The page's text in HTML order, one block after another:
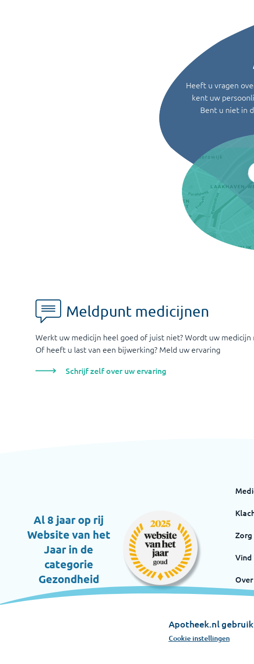
Heeft u vragen
kent uw
Bent u niet in
Meldpunt medicijnen
Werkt uw medicijn heel goed of juist niet? Wordt uw medicijn
Of heeft u last van een bijwerking? Meld uw ervaring
Schrijf zelf over uw ervaring
Al 8 jaar op rij
Website van het
Jaar in de
categorie
Gezondheid
Apotheek.nl
Cookie instellingen